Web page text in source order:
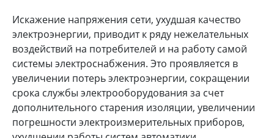
Искажение напряжения сети, ухудшая качество
электроэнергии, приводит к ряду нежелательных
воздействий на потребителей и на работу самой
системы электроснабжения. Это проявляется в
увеличении потерь электроэнергии, сокращении
срока службы электрооборудования за счет
дополнительного старения изоляции, увеличении
погрешности электроизмерительных приборов,